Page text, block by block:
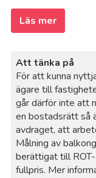
Läs mer
Att tänka på
För att kunna
ägare till
går därför inte att
en bostadsrätt så
avdraget, att
Målning av
berättigat till
fullpris. Mer